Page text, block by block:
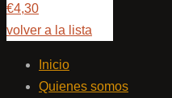
€4,30
volver a la lista
Inicio
Quienes somos